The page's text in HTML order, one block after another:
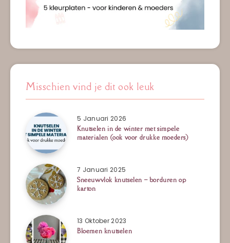
Misschien vind je dit ook leuk
5 Januari 2026
Knutselen in de winter met simpele
materialen (ook voor drukke moeders)
7 Januari 2025
Sneeuwvlok knutselen – borduren op
karton
13 Oktober 2023
Bloemen knutselen